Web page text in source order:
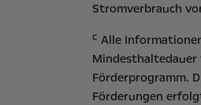
Stromverbrauch
c Alle
Förderprogramm.
Förderungen